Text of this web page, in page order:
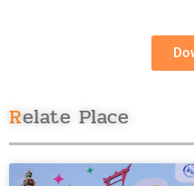
Relate Place